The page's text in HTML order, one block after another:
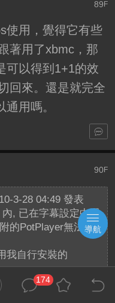
89F
使用，覺得它有些
著用了xbmc，那
可以得到1+1的效
回來。還是就完全
用嗎。
90F
3-28 04:49 發表
, 已在字幕設定中選
的PotPlayer無法調整
我自行安裝的
方的, ...
174
導航